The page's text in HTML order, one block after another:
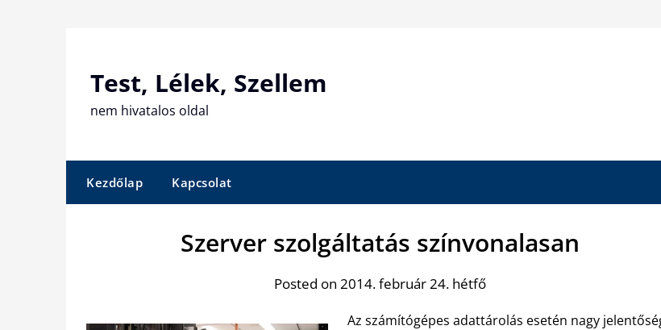
Test, Lélek, Szellem
nem hivatalos oldal
Kezdőlap Kapcsolat
Szerver szolgáltatás színvonalasan
Posted on 2014. február 24. hétfő
Az számítógépes adattárolás esetén nagy